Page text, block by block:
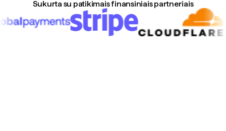
Sukurta su patikimais finansiniais partneriais